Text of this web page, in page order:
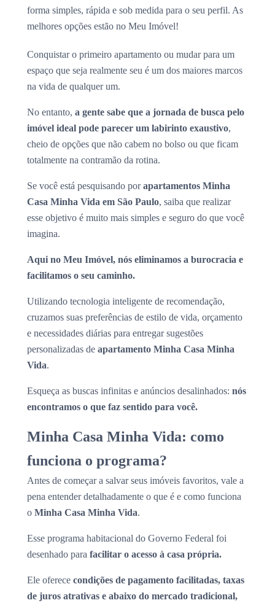
forma simples, rápida e sob medida para o seu perfil. As
melhores opções estão no Meu Imóvel!
Conquistar o primeiro apartamento ou mudar para um
espaço que seja realmente seu é um dos maiores marcos
na vida de qualquer um.
No entanto, a gente sabe que a jornada de busca pelo
imóvel ideal pode parecer um labirinto exaustivo,
cheio de opções que não cabem no bolso ou que ficam
totalmente na contramão da rotina.
Se você está pesquisando porapartamentos Minha
Casa Minha Vida em São Paulo, saiba que realizar
esse objetivo é muito mais simples e seguro do que você
imagina.
Aqui no Meu Imóvel, nós eliminamos a burocracia e
facilitamos o seu caminho.
Utilizando tecnologia inteligente de recomendação,
cruzamos suas preferências de estilo de vida, orçamento
e necessidades diárias para entregar sugestões
personalizadas de apartamento Minha Casa Minha
Vida.
Esqueça as buscas infinitas e anúncios desalinhados: nós
encontramos o que faz sentido para você.
Minha Casa Minha Vida: como
funciona o programa?
Antes de começar a salvar seus imóveis favoritos, vale a
pena entender detalhadamente o que é e como funciona
o Minha Casa Minha Vida.
Esse programa habitacional do Governo Federal foi
desenhado para facilitar o acesso à casa própria.
Ele oferece condições de pagamento facilitadas, taxas
de juros atrativas e abaixo do mercado tradicional,